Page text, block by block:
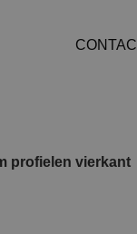
profielen vierkant